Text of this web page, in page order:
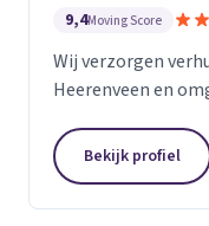
9,4Moving Score
Wij verzorgen
Heerenveen en
Bekijk profiel